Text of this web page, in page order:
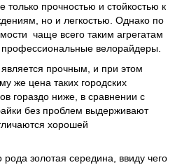
только прочностью и стойкостью к
но и легкостью. Однако по
чаще всего таким агрегатам
велорайдеры.
прочным, и при этом
же цена таких городских
гораздо ниже, в сравнении с
без проблем выдерживают
хорошей
золотая середина, ввиду чего